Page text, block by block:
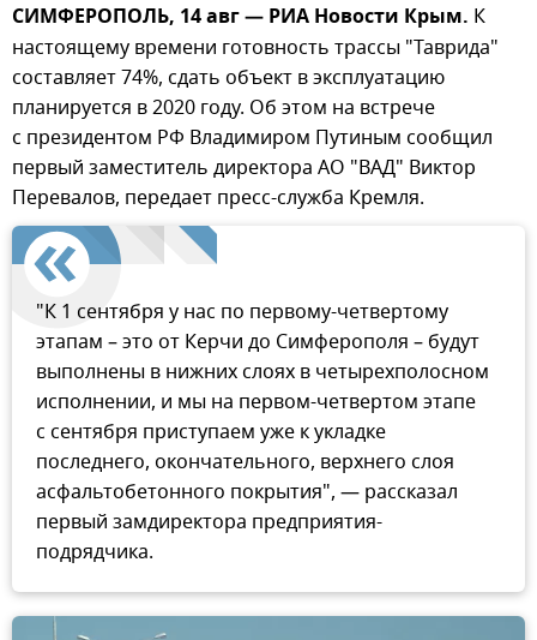
СИМФЕРОПОЛЬ, 14 авг — РИА Новости Крым. К
настоящему времени готовность трассы "Таврида"
составляет 74%, сдать объект в эксплуатацию
планируется в 2020 году. Об этом на встрече
с президентом РФ Владимиром Путиным сообщил
первый заместитель директора АО "ВАД" Виктор
Перевалов, передает пресс-служба Кремля.
"К 1 сентября у нас по первому-четвертому
этапам – это от Керчи до Симферополя – будут
выполнены в нижних слоях в четырехполосном
исполнении, и мы на первом-четвертом этапе
с сентября приступаем уже к укладке
последнего, окончательного, верхнего слоя
асфальтобетонного покрытия", — рассказал
первый замдиректора предприятия-
подрядчика.